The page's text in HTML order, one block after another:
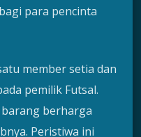
para pencinta
member setia dan
pemilik Futsal.
berharga
Peristiwa ini